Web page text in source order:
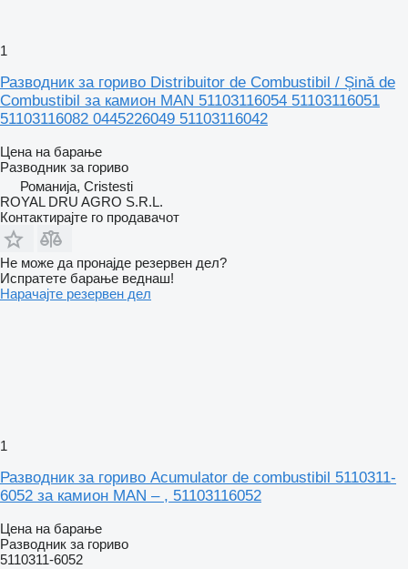
1
Разводник за гориво Distribuitor de Combustibil / Șină de
Combustibil за камион MAN 51103116054 51103116051
51103116082 0445226049 51103116042
Цена на барање
Разводник за гориво
Романија, Cristesti
ROYAL DRU AGRO S.R.L.
Контактирајте го продавачот
Не може да пронајде резервен дел?
Испратете барање веднаш!
Нарачајте резервен дел
1
Разводник за гориво Acumulator de combustibil 5110311-
6052 за камион MAN – , 51103116052
Цена на барање
Разводник за гориво
5110311-6052